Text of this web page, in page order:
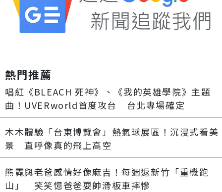
熱門推薦
唱紅《BLEACH 死神》、《我的英雄學院》主題
曲！UVERworld首度攻台 台北專場確定
木木體驗「台東博覽會」熱氣球展區！沉浸式看美
景 直呼像真的飛上高空
熊霓與老爸感情好像麻吉！每週返新竹「重機跑
山」 笑笑憶爸爸耍帥滑板車摔慘